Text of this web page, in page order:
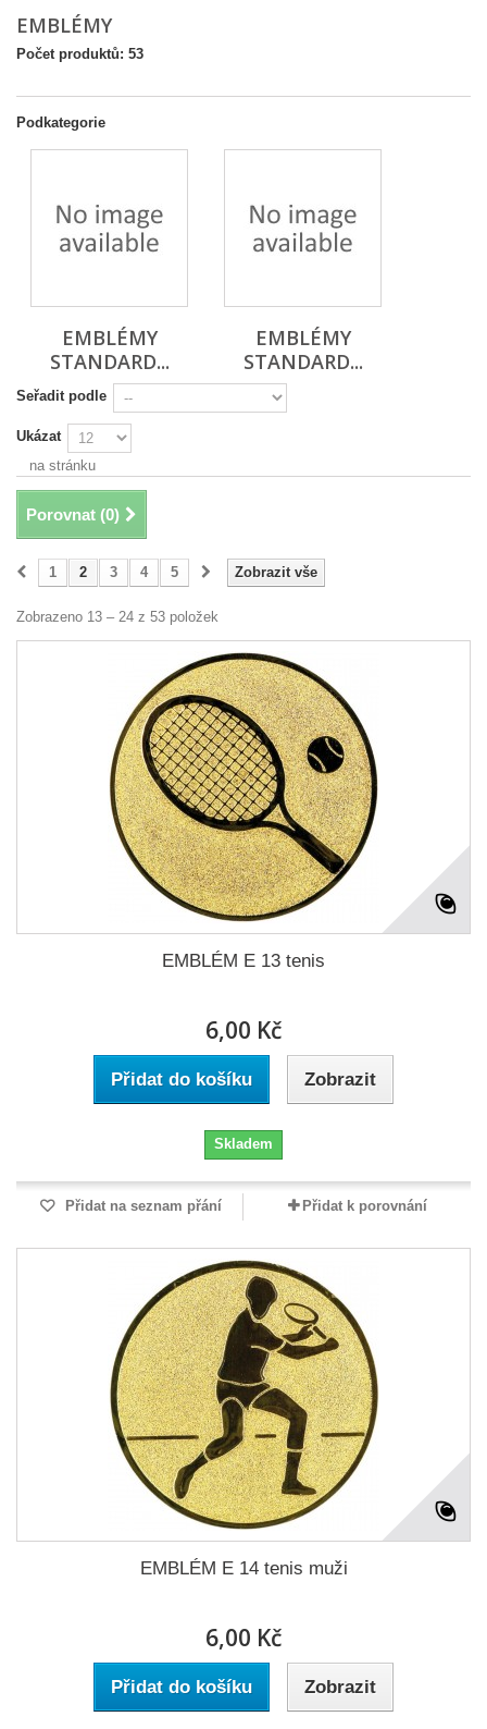
EMBLÉMY
Počet produktů: 53
Podkategorie
EMBLÉMY
STANDARD...
EMBLÉMY
STANDARD...
Seřadit podle
Ukázat
na stránku
Porovnat (0)
Zobrazit vše
1 2 3 4 5
Zobrazeno 13 – 24 z 53 položek
EMBLÉM E 13 tenis
6,00 Kč
Přidat do košíku Zobrazit
Skladem
Přidat na seznam přání Přidat k porovnání
EMBLÉM E 14 tenis muži
6,00 Kč
Přidat do košíku Zobrazit